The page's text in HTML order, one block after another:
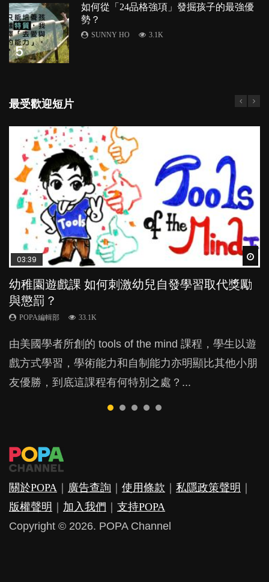
5
如何從「24品格強項」發掘孩子的最強優
勢？
SUNNY HO 3.1K
最受歡迎短片
03:39
幼稚園遊戲課 如何刺激幼兒自發學習取代獎勵
與懲罰？
POPA編輯部 33.1K
由美國學者所創的 tools of the mind 課程，學生以遊
戲方式學習，學術能力和自制能力亦明顯比其他小朋
友優勝，到底這課程有何特別之處？...
04:59
幼兒playgroup真係玩耍中學習？研究指BB 15個
月大前上堂不見效果
POPA編輯部 47.1K
現今小朋友的起跑線，愈推愈前。雖然政府並無官方
的統計數字，但粗略估算，香港至少有六、七百家早
期教育中心，但孩子是否愈早上Playgroup愈好？...
03:02
老公患產後憂鬱症對BB的影響
POPA編輯部
鬱，影響日常生活，嚴重的甚至會有自殺，或傷害小
朋友的念頭。但為何爸爸患上產後抑鬱往往難以察
覺？...
04:18
凡事以BB為中心，就係好爸媽？｜別忽視父母
的身心虛耗
POPA編輯部 31.5K
父母日夜無間、身心俱疲地照顧BB，如何做到正向
教養？部份父母更會為了小朋友放棄自己的嗜好、減
少出席朋友聚會等等，你以為會換來美好的親子關
係，有助小朋友成長，但原來父母身心虛耗對孩子的
03:41
BB口腔期乜都放入口，父母該制止還是放手？
POPA編輯部
成吮手指的習慣，大個就很難戒，但原來一刀切阻止
他們放東西入口，隨時會影響孩子的身心發展？...
關於POPA 廣告查詢 使用條款 私隱政策聲明
版權聲明
加入我們
支持POPA
Copyright © 2026. POPA Channel